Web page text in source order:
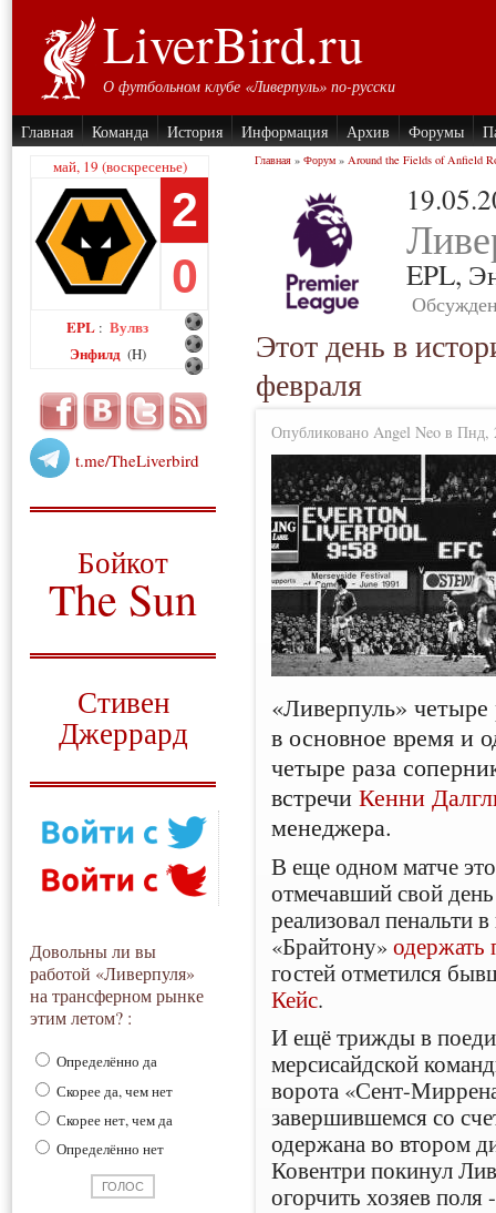
LiverBird.ru
О футбольном клубе «Ливерпуль» по-русски
Главная Команда История Информация Архив Форумы
май, 19 (воскресенье)
2
0
EPL : Вулвз
Энфилд (H)
t.me/TheLiverbird
Бойкот
The Sun
Стивен
Джеррард
Довольны ли вы
работой «Ливерпуля»
на трансферном рынке
этим летом? :
Определённо да
Скорее да, чем нет
Скорее нет, чем да
Определённо нет
Главная » Форум » Around the Fields of Anfield
EPL,
Этот день в
февраля
Опубликовано Angel Neo в Пнд,
«Ливерпуль»
в основное время и
четыре раза
встречиКенни
менеджера.
В еще одном матче
отмечавший свой
реализовал пенальти
«Брайтону»одержать
гостей отметился
Кейс.
И ещё трижды в
мерсисайдской
ворота «Сент-
завершившемся со
одержана во втором
Ковентри покинул
огорчить хозяев поля